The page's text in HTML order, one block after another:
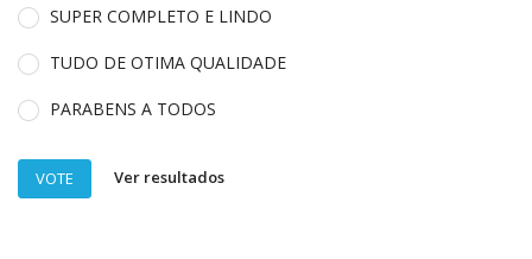
SUPER COMPLETO E LINDO
TUDO DE OTIMA QUALIDADE
PARABENS A TODOS
VOTE Ver resultados